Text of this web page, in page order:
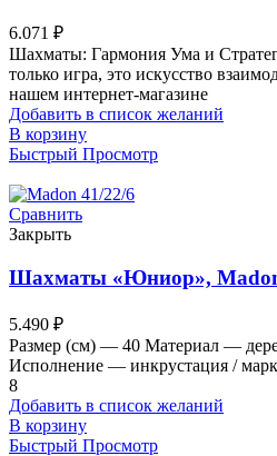
6.071 ₽
Шахматы: Гармония Ума и
только игра, это искусство
нашем интернет-магазине
Добавить в список желаний
В корзину
Быстрый Просмотр
Сравнить
Закрыть
Шахматы «Юниор»,
5.490 ₽
Размер (см) — 40 Материал —
Исполнение — инкрустация /
8
Добавить в список желаний
В корзину
Быстрый Просмотр